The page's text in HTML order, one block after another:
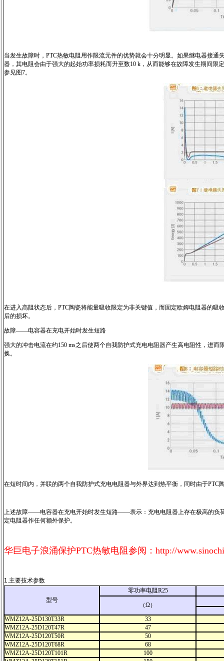
当发生故障时，PTC热敏电阻用作限流元件的优势就会十分明显。如果继电器接
器，其电阻会由于强大的起始功率损耗而升至数10 k，从而能够在故障发生期间
参见图7。
在进入高阻状态后，PTC陶瓷将能量吸收限定为非关键值，而固定欧姆电阻器的
后的损坏。
故障——电容器在充电开始时发生短路
强大的冲击电流在约150 ms之后使两个自我防护式充电电阻器产生高电阻性，进
换。
在短时间内，并联的两个自我防护式充电电阻器与外界达到热平衡，同时由于
上述故障——电容器在充电开始时发生短路——表示：充电电阻器上存在极高的负
定电阻器作任何额外保护。
华巨电子浪涌保护PTC热敏电阻参阅： http://
1.主要技术参数
型号
零功率电阻R25
（Ω）
WMZ12A-25D130T33R
33
WMZ12A-25D120T47R
47
WMZ12A-25D120T50R
50
WMZ12A-25D120T68R
68
WMZ12A-25D120T101R
100